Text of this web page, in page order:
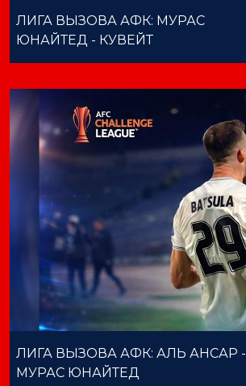
ЛИГА ВЫЗОВА АФК: МУРАС
ЮНАЙТЕД - КУВЕЙТ
ЛИГА ВЫЗОВА АФК: АЛЬ АНСАР -
МУРАС ЮНАЙТЕД